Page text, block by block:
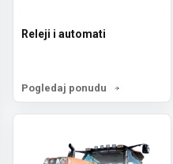
Releji i automati
Pogledaj ponudu